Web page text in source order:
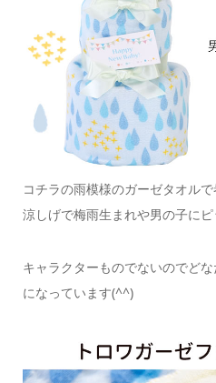
コチラの雨模様のガーゼタオル
涼しげで梅雨生まれや男の子にピ
キャラクターものでないのでど
になっています(^^)